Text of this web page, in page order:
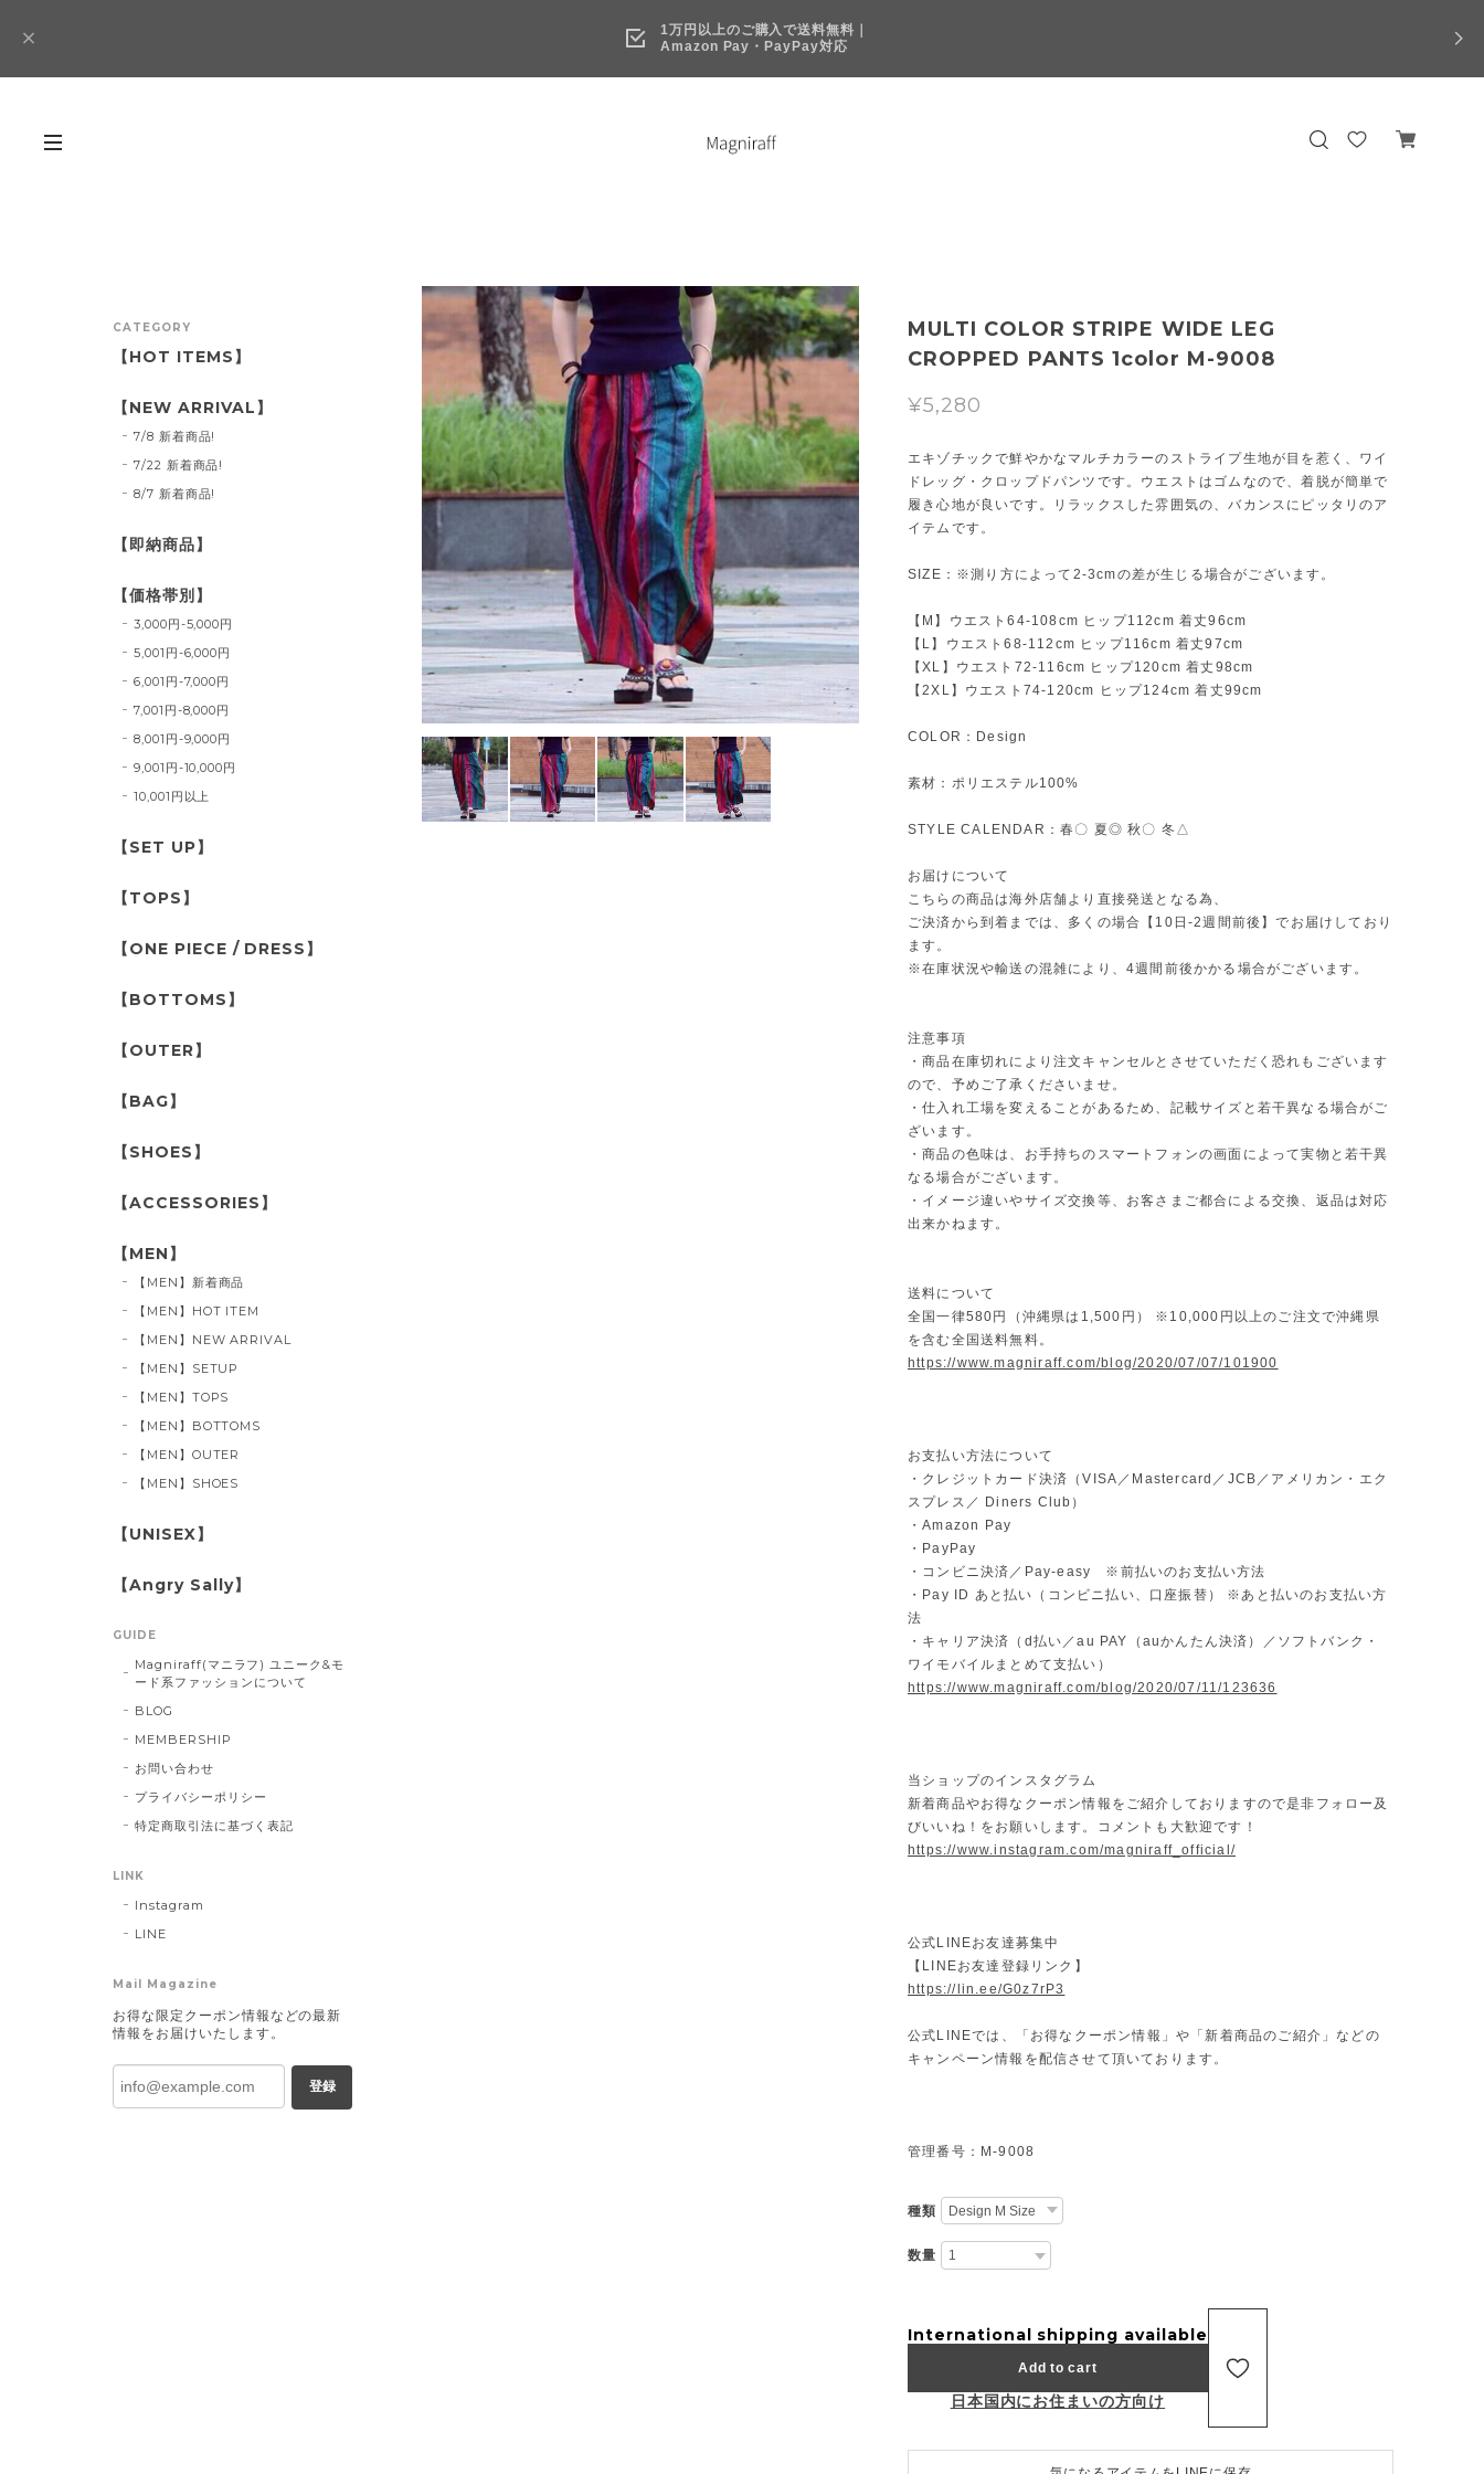
1万円以上のご購入で送料無料｜
Amazon Pay・PayPay対応
MULTI COLOR STRIPE WIDE LEG
CROPPED PANTS 1color M-9008
¥5,280
エキゾチックで鮮やかなマルチカラーのストライプ生地が目を惹く、ワイ
ドレッグ・クロップドパンツです。ウエストはゴムなので、着脱が簡単で
履き心地が良いです。リラックスした雰囲気の、バカンスにピッタリのア
イテムです。
SIZE：※測り方によって2-3cmの差が生じる場合がございます。
【M】ウエスト64-108cm ヒップ112cm 着丈96cm
【L】ウエスト68-112cm ヒップ116cm 着丈97cm
【XL】ウエスト72-116cm ヒップ120cm 着丈98cm
【2XL】ウエスト74-120cm ヒップ124cm 着丈99cm
COLOR：Design
素材：ポリエステル100%
STYLE CALENDAR：春〇 夏◎ 秋〇 冬△
お届けについて
こちらの商品は海外店舗より直接発送となる為、
ご決済から到着までは、多くの場合【10日-2週間前後】でお届けしており
ます。
※在庫状況や輸送の混雑により、4週間前後かかる場合がございます。
注意事項
・商品在庫切れにより注文キャンセルとさせていただく恐れもございます
ので、予めご了承くださいませ。
・仕入れ工場を変えることがあるため、記載サイズと若干異なる場合がご
ざいます。
・商品の色味は、お手持ちのスマートフォンの画面によって実物と若干異
なる場合がございます。
・イメージ違いやサイズ交換等、お客さまご都合による交換、返品は対応
出来かねます。
送料について
全国一律580円（沖縄県は1,500円） ※10,000円以上のご注文で沖縄県
を含む全国送料無料。
https://www.magniraff.com/blog/2020/07/07/101900
お支払い方法について
・クレジットカード決済（VISA／Mastercard／JCB／アメリカン・エク
スプレス／ Diners Club）
・Amazon Pay
・PayPay
・コンビニ決済／Pay-easy ※前払いのお支払い方法
・Pay ID あと払い（コンビニ払い、口座振替） ※あと払いのお支払い方
法
・キャリア決済（d払い／au PAY（auかんたん決済）／ソフトバンク・
ワイモバイルまとめて支払い）
https://www.magniraff.com/blog/2020/07/11/123636
当ショップのインスタグラム
新着商品やお得なクーポン情報をご紹介しておりますので是非フォロー及
びいいね！をお願いします。コメントも大歓迎です！
https://www.instagram.com/magniraff_official/
公式LINEお友達募集中
【LINEお友達登録リンク】
https://lin.ee/G0z7rP3
公式LINEでは、「お得なクーポン情報」や「新着商品のご紹介」などの
キャンペーン情報を配信させて頂いております。
管理番号：M-9008
種類
数量
International shipping available
Add to cart
日本国内にお住まいの方向け
CATEGORY
【HOT ITEMS】
【NEW ARRIVAL】
7/8 新着商品!
7/22 新着商品!
8/7 新着商品!
【即納商品】
【価格帯別】
3,000円-5,000円
5,001円-6,000円
6,001円-7,000円
7,001円-8,000円
8,001円-9,000円
9,001円-10,000円
10,001円以上
【SET UP】
【TOPS】
【ONE PIECE / DRESS】
【BOTTOMS】
【OUTER】
【BAG】
【SHOES】
【ACCESSORIES】
【MEN】
【MEN】新着商品
【MEN】HOT ITEM
【MEN】NEW ARRIVAL
【MEN】SETUP
【MEN】TOPS
【MEN】BOTTOMS
【MEN】OUTER
【MEN】SHOES
【UNISEX】
【Angry Sally】
GUIDE
Magniraff(マニラフ) ユニーク&モ
ード系ファッションについて
BLOG
MEMBERSHIP
お問い合わせ
プライバシーポリシー
特定商取引法に基づく表記
LINK
Instagram
LINE
Mail Magazine
お得な限定クーポン情報などの最新
情報をお届けいたします。
登録